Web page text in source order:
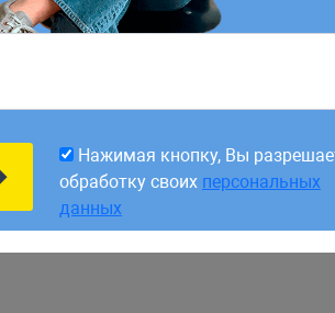
MySQL сервера, с помощью
по умолчанию
Нажимая кнопку, Вы
данных
Нажимая кнопку, Вы
обработку своих персональных
данных